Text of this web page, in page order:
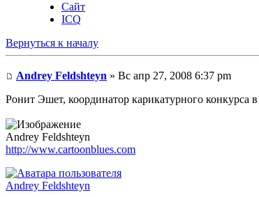
Сайт
ICQ
Вернуться к началу
Andrey Feldshteyn » Вс апр 27, 2008 6:37 pm
Ронит Эшет, координатор карикатурного конкурса
Andrey Feldshteyn
http://www.cartoonblues.com
Andrey Feldshteyn